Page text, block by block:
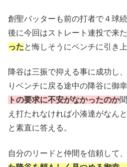
創聖バッターも前の打者で４球
後に今回はストレート連投で来た
ったと悔しそうにペンチに引き
降谷は三振で抑える事に成功し
りベンチに戻る途中の降谷に御幸
トの要求に不安がなかったのか
え打たれなければ小湊達がなん
と素直に答える。
自分のリードと仲間を信頼して